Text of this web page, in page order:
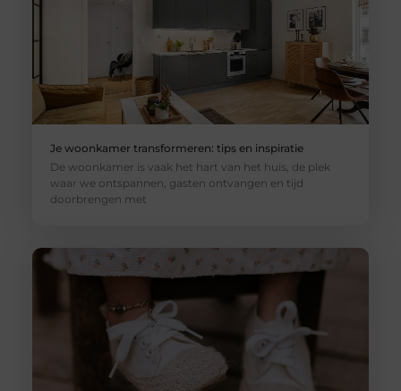
Je woonkamer transformeren: tips en inspiratie
De woonkamer is vaak het hart van het huis, de plek
waar we ontspannen, gasten ontvangen en tijd
doorbrengen met